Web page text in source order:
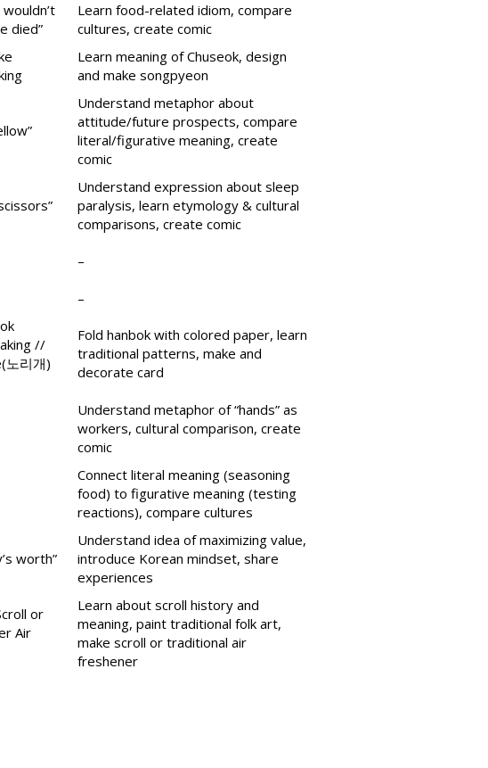
died”
Learn food-related idiom, compare
cultures, create comic
Learn meaning of Chuseok, design
and make songpyeon
Understand metaphor about
attitude/future prospects, compare
literal/figurative meaning, create
comic
Understand expression about sleep
paralysis, learn etymology & cultural
comparisons, create comic
–
–
//
노리개)
Fold hanbok with colored paper, learn
traditional patterns, make and
decorate card
Understand metaphor of “hands” as
workers, cultural comparison, create
comic
Connect literal meaning (seasoning
food) to figurative meaning (testing
reactions), compare cultures
worth”
Understand idea of maximizing value,
introduce Korean mindset, share
experiences
or
Air
Learn about scroll history and
meaning, paint traditional folk art,
make scroll or traditional air
freshener